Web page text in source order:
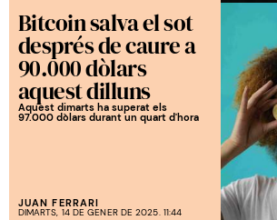
Bitcoin salva el sot
després de caure a
90.000 dòlars
aquest dilluns
Aquest dimarts ha superat els
97.000 dòlars durant un quart d'hora
JUAN FERRARI
DIMARTS, 14 DE GENER DE 2025. 11:44